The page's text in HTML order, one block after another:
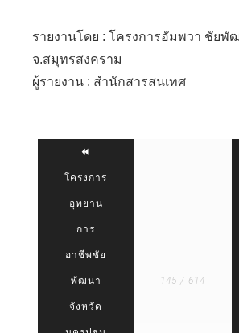
รายงานโดย : โครงการอัมพวา ชัยพั
จ.สมุทรสงคราม
ผู้รายงาน : สำนักสารสนเทศ
โครงการ
อุทยาน
การ
อาชีพชัย
พัฒนา
จังหวัด
145 / 614